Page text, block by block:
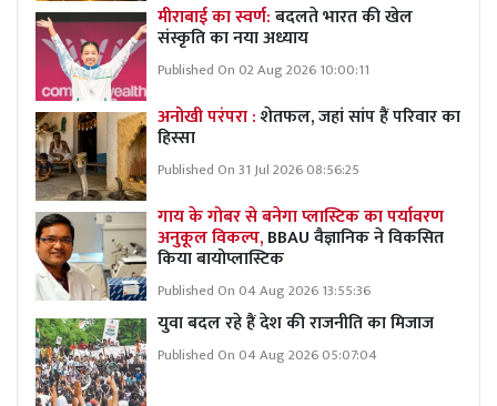
मीराबाई का स्वर्ण:बदलते भारत की खेल
संस्कृति का नया अध्याय
Published On 02 Aug 2026 10:00:11
अनोखी परंपरा :शेतफल, जहां सांप हैं परिवार का
हिस्सा
Published On 31 Jul 2026 08:56:25
गाय के गोबर से बनेगा प्लास्टिक का पर्यावरण
अनुकूल विकल्प,BBAU वैज्ञानिक ने विकसित
किया बायोप्लास्टिक
Published On 04 Aug 2026 13:55:36
युवा बदल रहे हैं देश की राजनीति का मिजाज
Published On 04 Aug 2026 05:07:04